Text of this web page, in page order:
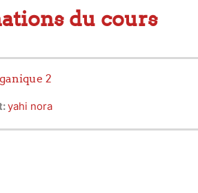
du cours
2
yahi nora